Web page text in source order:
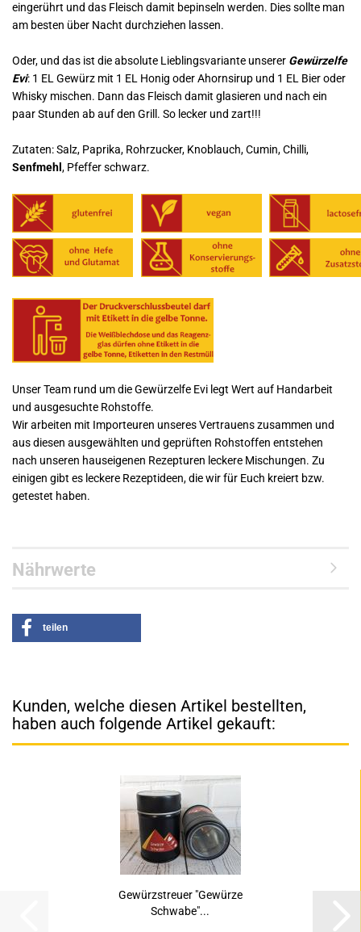
eingerührt und das Fleisch damit bepinseln werden. Dies sollte man
am besten über Nacht durchziehen lassen.
Oder, und das ist die absolute Lieblingsvariante unserer Gewürzelfe
Evi: 1 EL Gewürz mit 1 EL Honig oder Ahornsirup und 1 EL Bier oder
Whisky mischen. Dann das Fleisch damit glasieren und nach ein
paar Stunden ab auf den Grill. So lecker und zart!!!
Zutaten: Salz, Paprika, Rohrzucker, Knoblauch, Cumin, Chilli,
Senfmehl , Pfeffer schwarz.
Unser Team rund um die Gewürzelfe Evi legt Wert auf Handarbeit
und ausgesuchte Rohstoffe.
Wir arbeiten mit Importeuren unseres Vertrauens zusammen und
aus diesen ausgewählten und geprüften Rohstoffen entstehen
nach unseren hauseigenen Rezepturen leckere Mischungen. Zu
einigen gibt es leckere Rezeptideen, die wir für Euch kreiert bzw.
getestet haben.
Nährwerte
teilen
Kunden, welche diesen Artikel bestellten,
haben auch folgende Artikel gekauft:
Gewürzstreuer "Gewürze
Schwabe"...